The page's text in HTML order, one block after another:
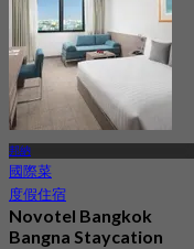
起
฿ 644.25
邦納
國際菜
度假住宿
Novotel Bangkok
Bangna Staycation